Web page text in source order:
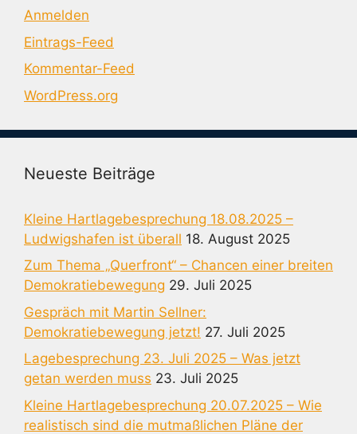
Anmelden
Eintrags-Feed
Kommentar-Feed
WordPress.org
Neueste Beiträge
Kleine Hartlagebesprechung 18.08.2025 –
Ludwigshafen ist überall 18. August 2025
Zum Thema „Querfront“ – Chancen einer breiten
Demokratiebewegung 29. Juli 2025
Gespräch mit Martin Sellner:
Demokratiebewegung jetzt! 27. Juli 2025
Lagebesprechung 23. Juli 2025 – Was jetzt
getan werden muss 23. Juli 2025
Kleine Hartlagebesprechung 20.07.2025 – Wie
realistisch sind die mutmaßlichen Pläne der